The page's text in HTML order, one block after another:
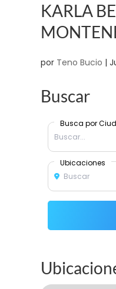
KARLA
por Teno Bucio |
Buscar
Busca por
Ubicaciones
Buscar